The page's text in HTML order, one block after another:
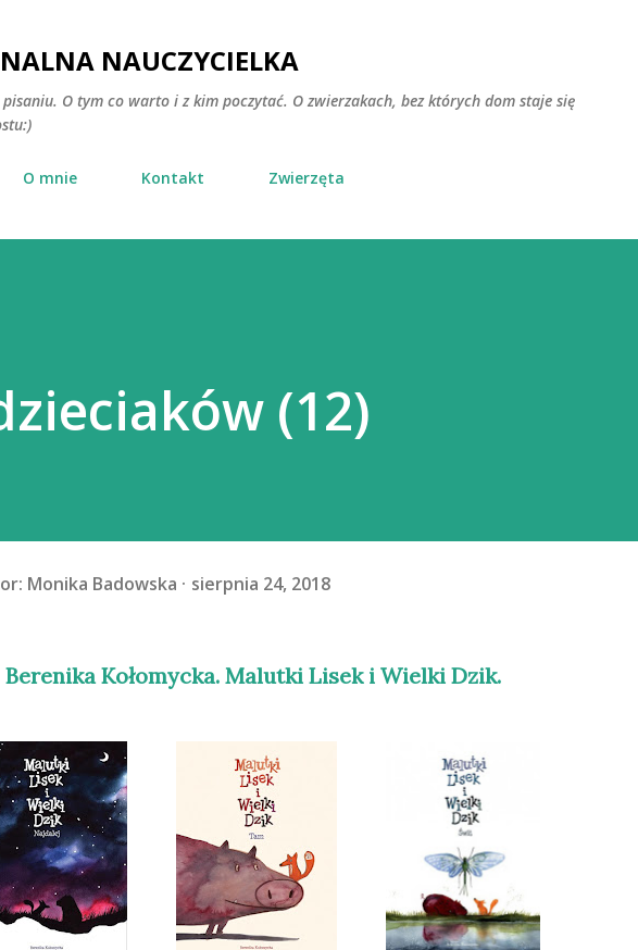
NAUCZYCIELKA
O tym co warto i z kim poczytać. O zwierzakach, bez których dom staje się
O mnie Kontakt Zwierzęta
(12)
Monika Badowska sierpnia 24, 2018
Berenika Kołomycka. Malutki Lisek i Wielki Dzik.